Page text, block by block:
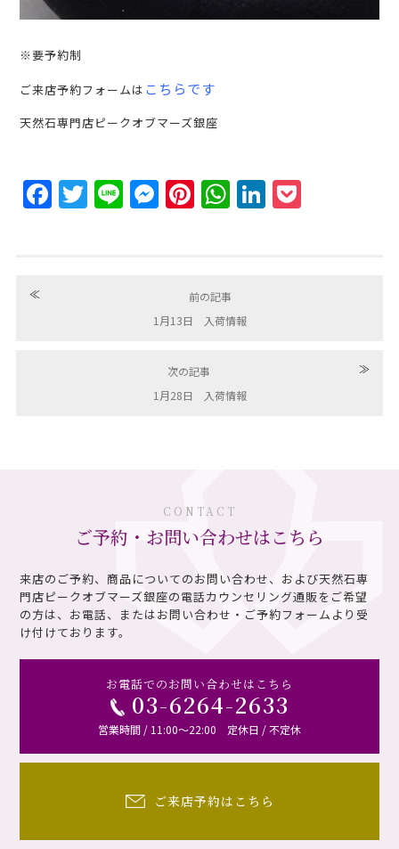
※要予約制
ご来店予約フォームは こちらです
天然石専門店ピークオブマーズ銀座
FacebookTwitterLine MessengerPinterestWhatsAppLinkedIn
≪
前の記事
1月13日 入荷情報
次の記事
≫
1月28日 入荷情報
CONTACT
ご予約・お問い合わせはこちら
来店のご予約、商品についてのお問い合わせ、および天然石専
門店ピークオブマーズ銀座の電話カウンセリング通販を ご希望
の方は、お電話、またはお問い合わせ・ご予約フォームより受
け付けております。
お電話でのお問い合わせはこちら
03-6264-2633
営業時間 / 11:00～22:00 定休日 / 不定休
ご来店予約はこちら